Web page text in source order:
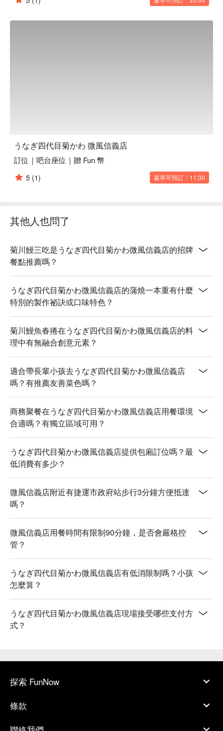
うなぎ四代目菊かわ 微風信義店
訂位｜吧台座位｜贈 Fun 幣
5 (1) 最早可預訂：11:30
其他人也問了
菊川鰻三吃是うなぎ四代目菊かわ微風信義店的招牌
餐點推薦嗎？
うなぎ四代目菊かわ微風信義店的蒲燒一本重有什麼
特別的製作祕訣或口味特色？
菊川鰻魚春捲在うなぎ四代目菊かわ微風信義店的料
理中有無融合創意元素？
適合帶長輩小孩去うなぎ四代目菊かわ微風信義店
嗎？有推薦友善菜色嗎？
商務聚餐在うなぎ四代目菊かわ微風信義店用餐環境
合適嗎？有獨立區域可用？
うなぎ四代目菊かわ微風信義店提供包廂訂位嗎？最
低消費有多少？
微風信義店附近有捷運市政府站步行3分鐘方便抵達
嗎？
微風信義店用餐時間有限制90分鐘，是否會嚴格控
管？
うなぎ四代目菊かわ微風信義店有低消限制嗎？小孩
怎麼算？
うなぎ四代目菊かわ微風信義店現場接受哪些支付方
式？
探索 FunNow
條款